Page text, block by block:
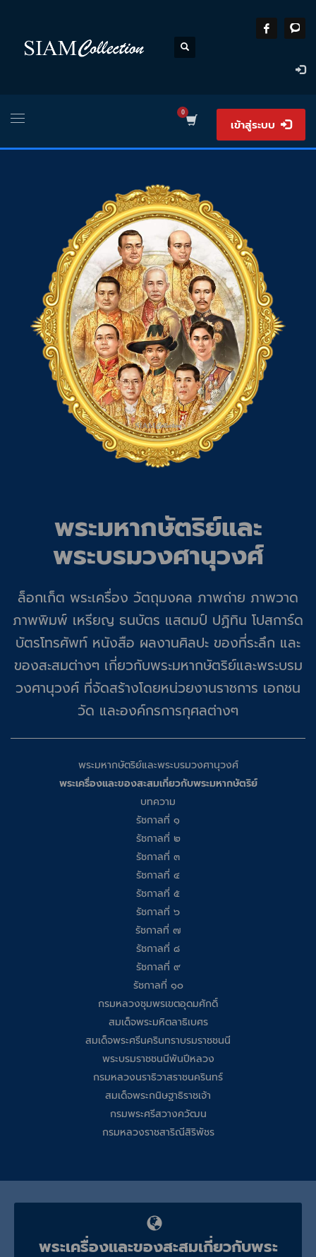
เข้าสู่ระบบ
พระมหากษัตริย์และ
พระบรมวงศานุวงศ์
ล็อกเก็ต พระเครื่อง วัตถุมงคล ภาพถ่าย ภาพวาด
ภาพพิมพ์ เหรียญ ธนบัตร แสตมป์ ปฏิทิน โปสการ์ด
บัตรโทรศัพท์ หนังสือ ผลงานศิลปะ ของที่ระลึก และ
ของสะสมต่างๆ เกี่ยวกับพระมหากษัตริย์และพระบรม
วงศานุวงศ์ ที่จัดสร้างโดยหน่วยงานราชการ เอกชน
วัด และองค์กรการกุศลต่างๆ
พระมหากษัตริย์และพระบรมวงศานุวงศ์
พระเครื่องและของสะสมเกี่ยวกับพระมหากษัตริย์
บทความ
รัชกาลที่ ๑
รัชกาลที่ ๒
รัชกาลที่ ๓
รัชกาลที่ ๔
รัชกาลที่ ๕
รัชกาลที่ ๖
รัชกาลที่ ๗
รัชกาลที่ ๘
รัชกาลที่ ๙
รัชกาลที่ ๑๐
กรมหลวงชุมพรเขตอุดมศักดิ์
สมเด็จพระมหิตลาธิเบศร
สมเด็จพระศรีนครินทราบรมราชชนนี
พระบรมราชชนนีพันปีหลวง
กรมหลวงนราธิวาสราชนครินทร์
สมเด็จพระกนิษฐาธิราชเจ้า
กรมพระศรีสวางควัฒน
กรมหลวงราชสาริณีสิริพัชร
พระเครื่องและของสะสมเกี่ยวกับพระ